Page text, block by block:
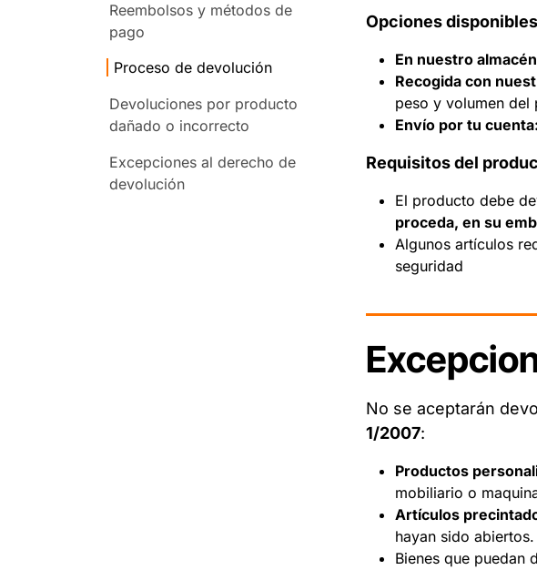
Reembolsos y métodos de
pago
Proceso de devolución
Devoluciones por producto
dañado o incorrecto
Excepciones al derecho de
devolución
Opciones
En nuestro
Recogida con
peso y volumen del
Envío por tu cuenta:
Requisitos del
El producto debe
proceda, en su
Algunos artículos
seguridad
No se aceptarán
1/2007:
Productos
mobiliario o
Artículos
hayan sido abiertos.
Bienes que puedan